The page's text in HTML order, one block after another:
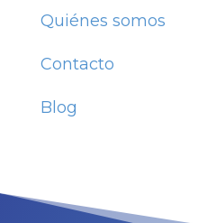
Quiénes somos
Contacto
Blog